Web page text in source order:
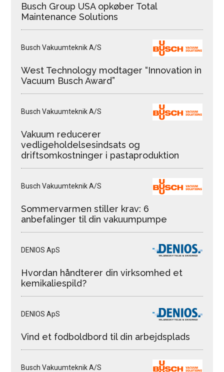
Busch Group USA opkøber Total
Maintenance Solutions
Busch Vakuumteknik A/S
West Technology modtager “Innovation in
Vacuum Busch Award”
Busch Vakuumteknik A/S
Vakuum reducerer
vedligeholdelsesindsats og
driftsomkostninger i pastaproduktion
Busch Vakuumteknik A/S
Sommervarmen stiller krav: 6
anbefalinger til din vakuumpumpe
DENIOS ApS
Hvordan håndterer din virksomhed et
kemikaliespild?
DENIOS ApS
Vind et fodboldbord til din arbejdsplads
Busch Vakuumteknik A/S